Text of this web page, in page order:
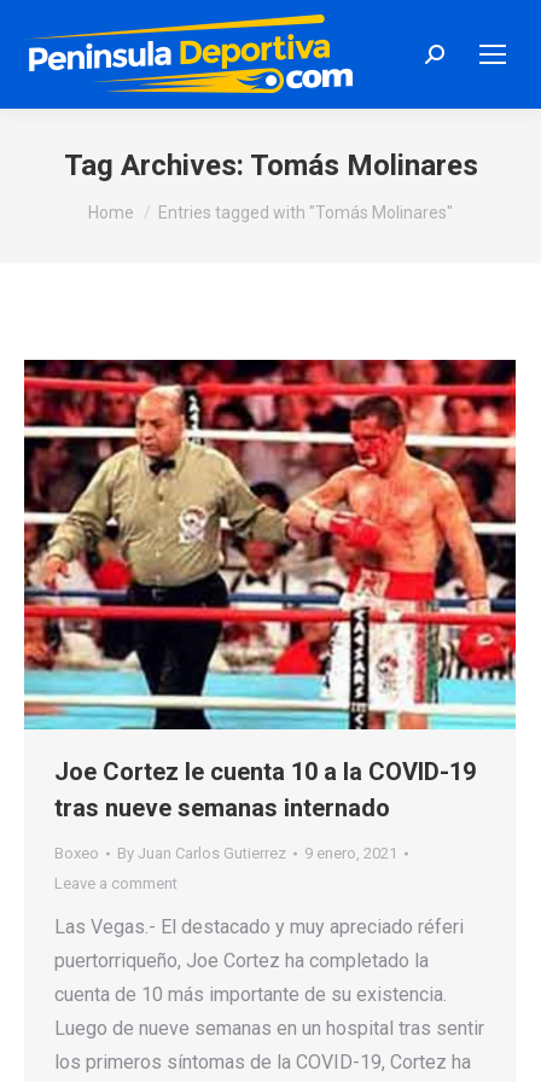
Search:
Tag Archives: Tomás Molinares
You are here:
Home Entries tagged with "Tomás Molinares"
Joe Cortez le cuenta 10 a la COVID-19
tras nueve semanas internado
Boxeo By Juan Carlos Gutierrez
9 enero, 2021
Leave a comment
Las Vegas.- El destacado y muy apreciado réferi
puertorriqueño, Joe Cortez ha completado la
cuenta de 10 más importante de su existencia.
Luego de nueve semanas en un hospital tras sentir
los primeros síntomas de la COVID-19, Cortez ha